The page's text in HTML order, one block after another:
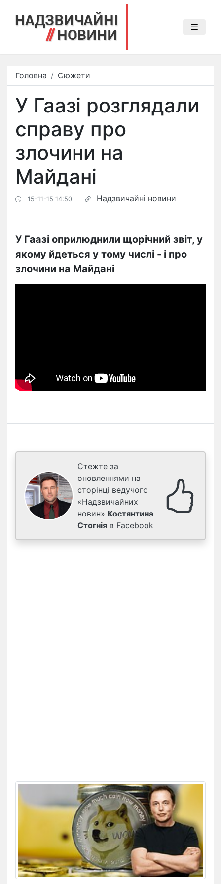
Головна Сюжети
У Гаазі розглядали
справу про
злочини на
Майдані
15-11-15 14:50 Надзвичайні новини
У Гаазі оприлюднили щорічний звіт, у
якому йдеться у тому числі - і про
злочини на Майдані
Стежте за
оновленнями на
сторінці ведучого
«Надзвичайних
новин» Костянтина
Стогнія в Facebook